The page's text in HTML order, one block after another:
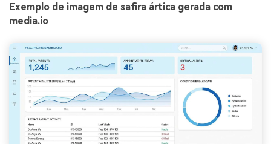
Exemplo de imagem de safira ártica gerada com
media.io